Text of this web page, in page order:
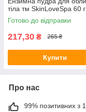
тіла тм SkinLoveSpa 60 г
Готово до відправки
217,30 ₴ 265 ₴
Купити
Про нас
99% позитивних з